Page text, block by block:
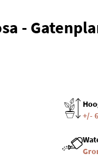
-
+/-